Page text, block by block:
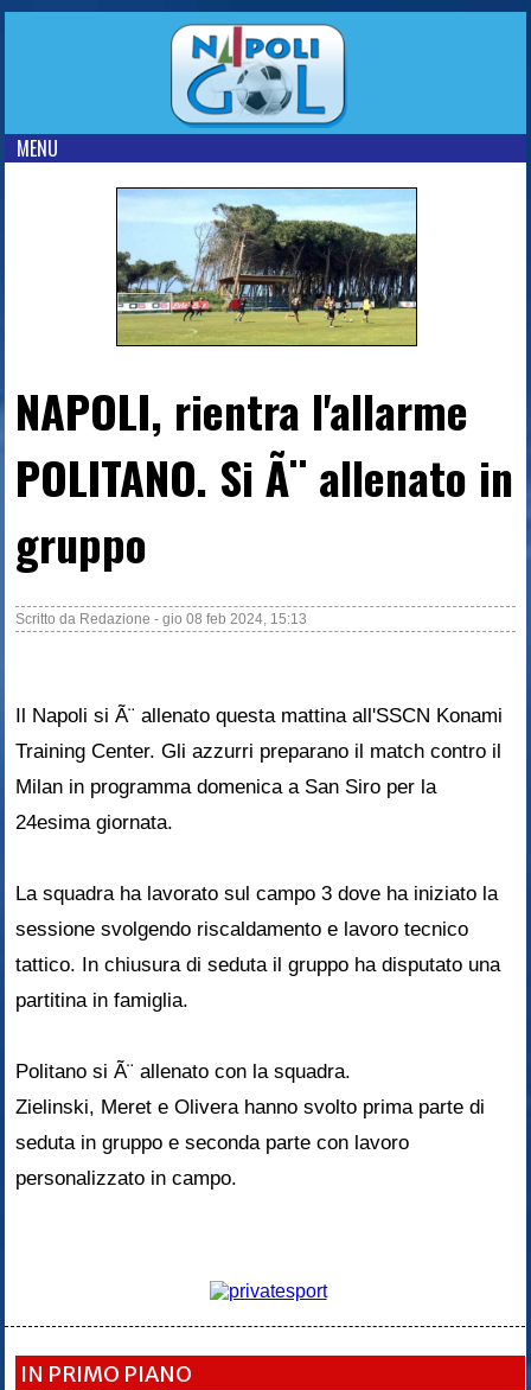
MENU
NAPOLI, rientra l'allarme
POLITANO. Si Ã¨ allenato in
gruppo
Scritto da Redazione -gio 08 feb 2024, 15:13
Il Napoli si Ã¨ allenato questa mattina all'SSCN Konami
Training Center. Gli azzurri preparano il match contro il
Milan in programma domenica a San Siro per la
24esima giornata.
La squadra ha lavorato sul campo 3 dove ha iniziato la
sessione svolgendo riscaldamento e lavoro tecnico
tattico. In chiusura di seduta il gruppo ha disputato una
partitina in famiglia.
Politano si Ã¨ allenato con la squadra.
Zielinski, Meret e Olivera hanno svolto prima parte di
seduta in gruppo e seconda parte con lavoro
personalizzato in campo.
IN PRIMO PIANO